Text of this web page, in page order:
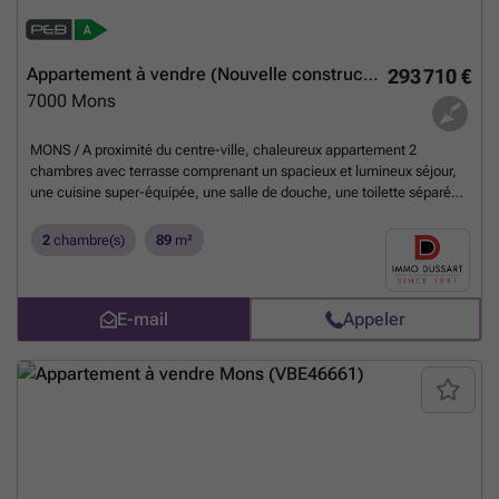
293 710 €
Appartement à vendre (Nouvelle construction)
7000 Mons
MONS / A proximité du centre-ville, chaleureux appartement 2
chambres avec terrasse comprenant un spacieux et lumineux séjour,
une cuisine super-équipée, une salle de douche, une toilette séparée
et d'une cave, au choix, au sous-sol et d'emplacements vélo. La
installation/raccordement panneaux photovoltaïque). Vente du terrain
sous droits d'enregistrement (3 % ou 12,5 %) et des constructions par
LIXON sous régime de la TVA à seulement 6 % ! (sous certaines
conditions). Pour plus d'informations, contactez notre collaborateur :
*Louis SILVERT au ### ou ### *Agence MONS au ### ou
###En savoir plus ?
2 chambre(s) 89 m²
E-mail Appeler